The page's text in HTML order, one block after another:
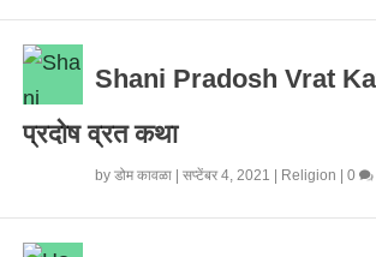
Shani Pradosh Vrat
प्रदोष व्रत कथा
by डोम कावळा| सप्टेंबर 4, 2021 Religion 0